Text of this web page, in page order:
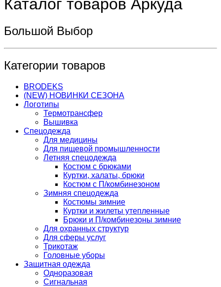
Каталог товаров Аркуда
Большой Выбор
Категории товаров
BRODEKS
(NEW) НОВИНКИ СЕЗОНА
Логотипы
Термотрансфер
Вышивка
Спецодежда
Для медицины
Для пищевой промышленности
Летняя спецодежда
Костюм с брюками
Куртки, халаты, брюки
Костюм с П/комбинезоном
Зимняя спецодежда
Костюмы зимние
Куртки и жилеты утепленные
Брюки и П/комбинезоны зимние
Для охранных структур
Для сферы услуг
Трикотаж
Головные уборы
Защитная одежда
Одноразовая
Сигнальная